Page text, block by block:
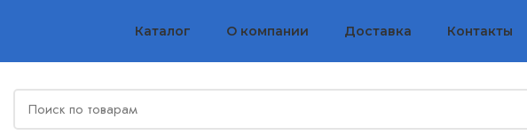
Каталог О компании Доставка Контакты